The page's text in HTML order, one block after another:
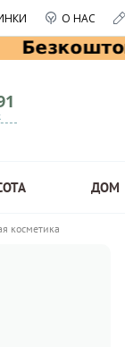
О НАС
ДОМ
косметика